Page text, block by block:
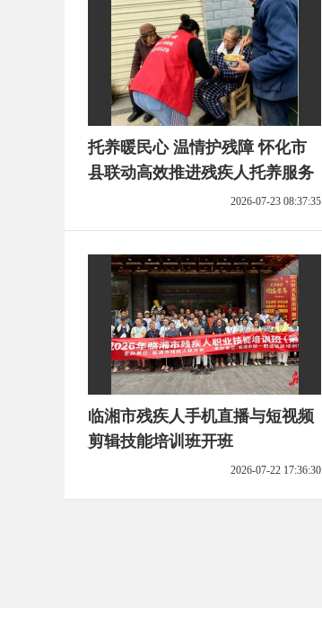
托养暖民心 温情护残障 怀化市
县联动高效推进残疾人托养服务
2026-07-23 08:37:35
临湘市残疾人手机直播与短视频
剪辑技能培训班开班
2026-07-22 17:36:30